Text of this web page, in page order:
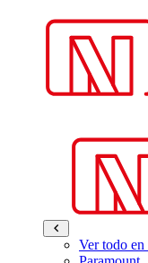
Ver todo